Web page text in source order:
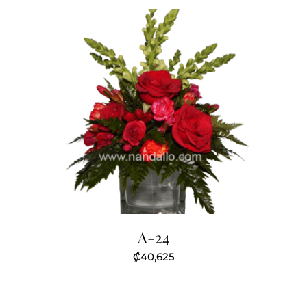
A-24
₡40,625